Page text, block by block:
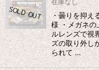
・曇りを抑え
様 ・メガネ
ルレンズで視
ズの取り外し
られて …